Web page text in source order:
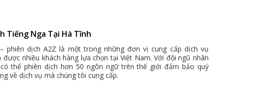
Tiếng Nga Tại Hà Tĩnh
phiên dịch A2Z là một trong những đơn vị cung cấp dịch vụ
được nhiều khách hàng lựa chọn tại Việt Nam. Với đội ngũ nhân
thể phiên dịch hơn 50 ngôn ngữ trên thế giới đảm bảo quý
về dịch vụ mà chúng tôi cung cấp.